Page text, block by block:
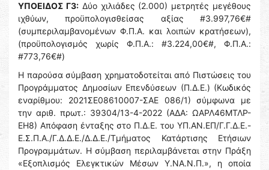
ΥΠΟΕΙΔΟΣ Γ3:Δύο χιλιάδες (2.000) μετρητές μεγέθους
ιχθύων, προϋπολογισθείσας αξίας #3.997,76€#
(συμπεριλαμβανομένων Φ.Π.Α. και λοιπών κρατήσεων),
(προϋπολογισμός χωρίς Φ.Π.Α.: #3.224,00€#, Φ.Π.Α.:
#773,76€#)
Η παρούσα σύμβαση χρηματοδοτείται από Πιστώσεις του
Προγράμματος Δημοσίων Επενδύσεων (Π.Δ.Ε.) (Κωδικός
εναρίθμου: 2021ΣΕ08610007-ΣΑΕ 086/1) σύμφωνα με
την αριθ. πρωτ.: 39304/13-4-2022 (ΑΔΑ: ΩΑΡΛ46ΜΤΛΡ-
ΕΗ8) Απόφαση ένταξης στο Π.Δ.Ε. του ΥΠ.ΑΝ.ΕΠ/Γ.Γ.Δ.Ε.-
Ε.Σ.Π.Α./Γ.Δ.Δ.Ε./Δ.Δ.Ε./Τμήματος Κατάρτισης Ετήσιων
Προγραμμάτων. Η σύμβαση περιλαμβάνεται στην Πράξη
«Εξοπλισμός Ελεγκτικών Μέσων Υ.ΝΑ.Ν.Π.», η οποία